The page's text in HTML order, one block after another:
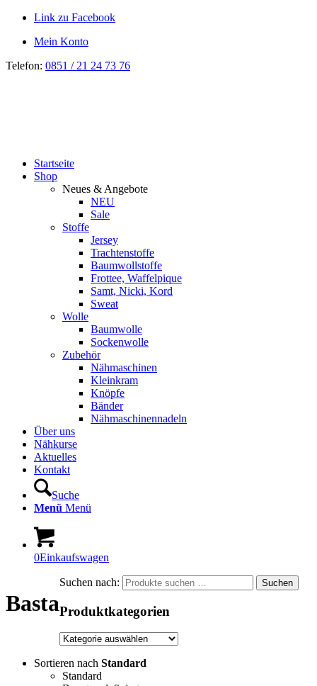
Link zu Facebook
Mein Konto
Telefon: 0851 / 21 24 73 76
Startseite
Shop
Neues & Angebote
NEU
Sale
Stoffe
Jersey
Trachtenstoffe
Baumwollstoffe
Frottee, Waffelpique
Samt, Nicki, Kord
Sweat
Wolle
Baumwolle
Sockenwolle
Zubehör
Nähmaschinen
Kleinkram
Knöpfe
Bänder
Nähmaschinennadeln
Über uns
Nähkurse
Aktuelles
Kontakt
Suche
Menü Menü
0Einkaufswagen
Basta
Sortieren nach Standard
Standard
Suchen nach: Suchen
Produktkategorien